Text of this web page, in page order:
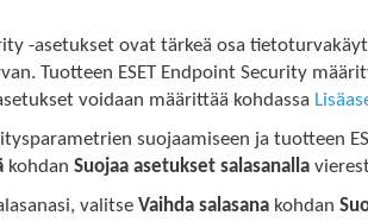
-asetukset ovat tärkeä osa
Tuotteen ESET Endpoint Security
voidaan määrittää kohdassa
suojaamiseen ja tuotteen
kohdanSuojaa asetukset salasanalla
valitseVaihda salasana kohdan